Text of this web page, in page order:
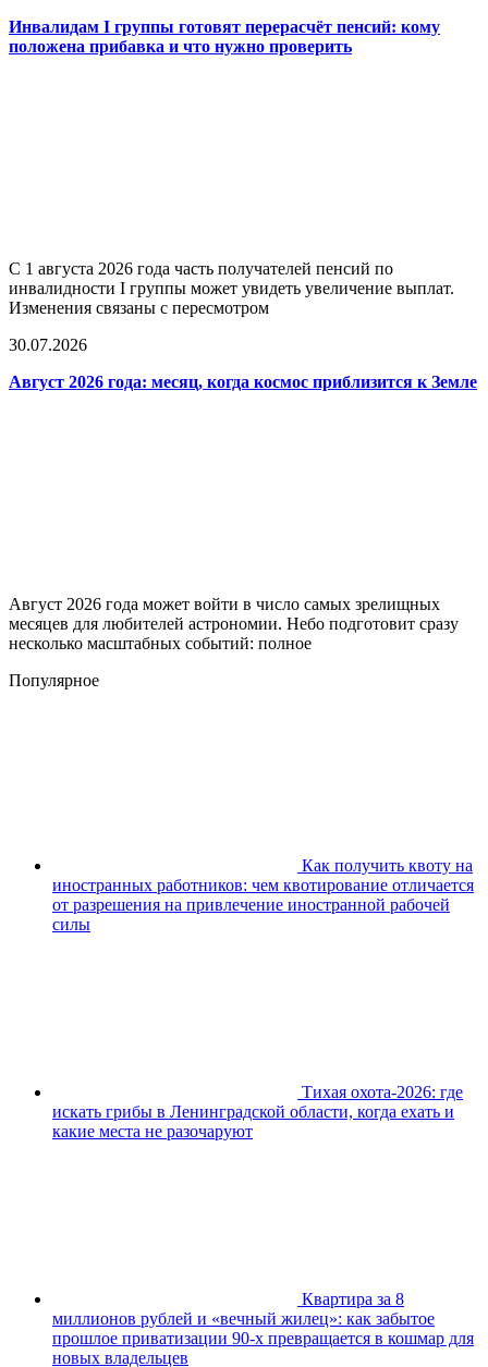
Инвалидам I группы готовят перерасчёт пенсий: кому
положена прибавка и что нужно проверить
С 1 августа 2026 года часть получателей пенсий по
инвалидности I группы может увидеть увеличение выплат.
Изменения связаны с пересмотром
30.07.2026
Август 2026 года: месяц, когда космос приблизится к Земле
Август 2026 года может войти в число самых зрелищных
месяцев для любителей астрономии. Небо подготовит сразу
несколько масштабных событий: полное
Популярное
Как получить квоту на
иностранных работников: чем квотирование отличается
от разрешения на привлечение иностранной рабочей
силы
Тихая охота-2026: где
искать грибы в Ленинградской области, когда ехать и
какие места не разочаруют
Квартира за 8
миллионов рублей и «вечный жилец»: как забытое
прошлое приватизации 90-х превращается в кошмар для
новых владельцев